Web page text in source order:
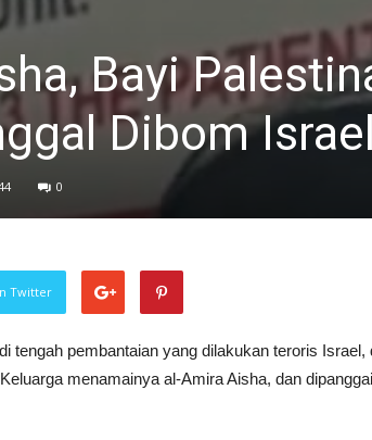
Bayi
Dibom Israel
0
Twitter
tengah pembantaian yang dilakukan teroris Israel,
menamainya al-Amira Aisha, dan